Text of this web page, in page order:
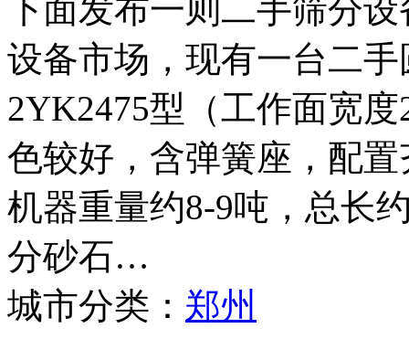
下面发布一则二手筛分
设备市场，现有一台二
2YK2475型（工作面宽
色较好，含弹簧座，配
机器重量约8-9吨，总长
分砂石…
城市分类： 郑州